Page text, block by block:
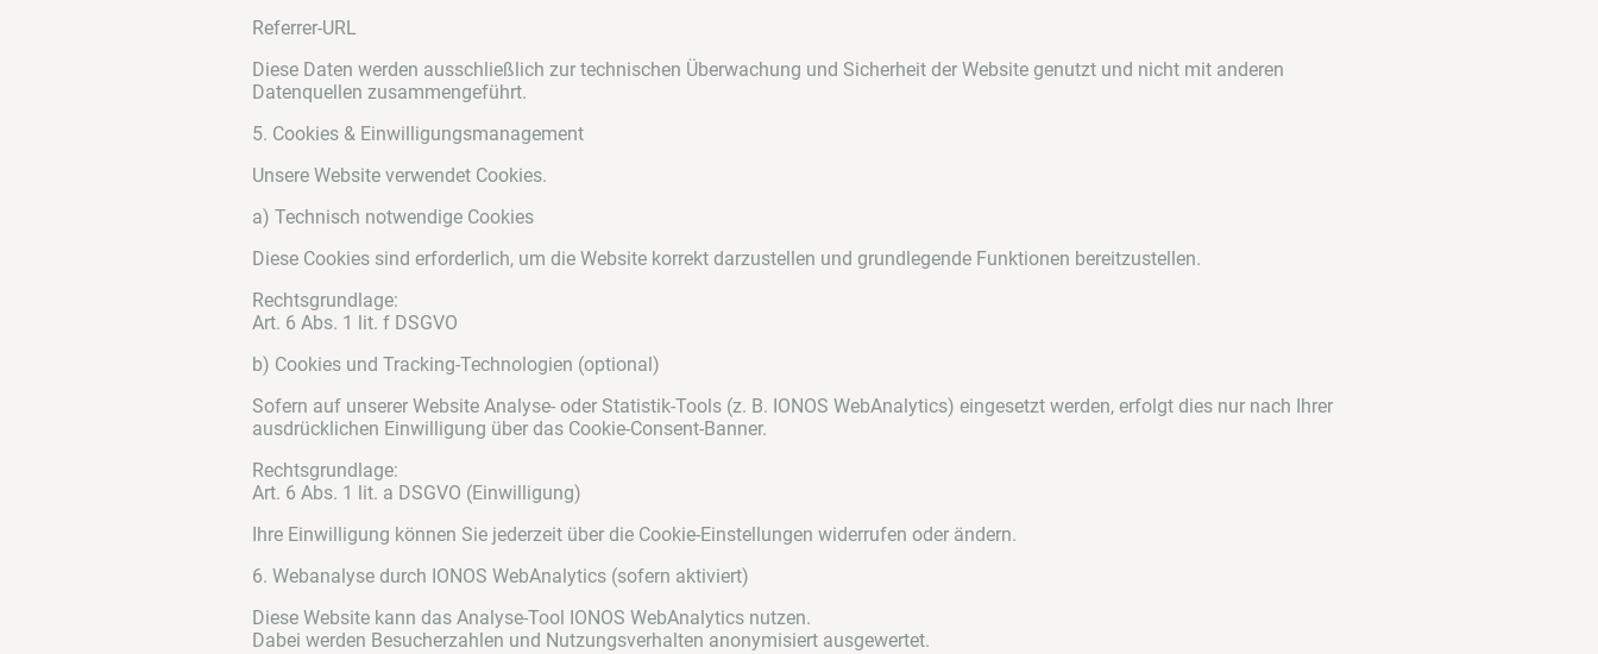
Referrer-URL
Diese Daten werden ausschließlich zur technischen Überwachung und Sicherheit der Website genutzt und nicht mit anderen
Datenquellen zusammengeführt.
5. Cookies & Einwilligungsmanagement
Unsere Website verwendet Cookies.
a) Technisch notwendige Cookies
Diese Cookies sind erforderlich, um die Website korrekt darzustellen und grundlegende Funktionen bereitzustellen.
Rechtsgrundlage:
Art. 6 Abs. 1 lit. f DSGVO
b) Cookies und Tracking-Technologien (optional)
Sofern auf unserer Website Analyse- oder Statistik-Tools (z. B. IONOS WebAnalytics) eingesetzt werden, erfolgt dies nur nach Ihrer
ausdrücklichen Einwilligung über das Cookie-Consent-Banner.
Rechtsgrundlage:
Art. 6 Abs. 1 lit. a DSGVO (Einwilligung)
Ihre Einwilligung können Sie jederzeit über die Cookie-Einstellungen widerrufen oder ändern.
6. Webanalyse durch IONOS WebAnalytics (sofern aktiviert)
Diese Website kann das Analyse-Tool IONOS WebAnalytics nutzen.
Dabei werden Besucherzahlen und Nutzungsverhalten anonymisiert ausgewertet.